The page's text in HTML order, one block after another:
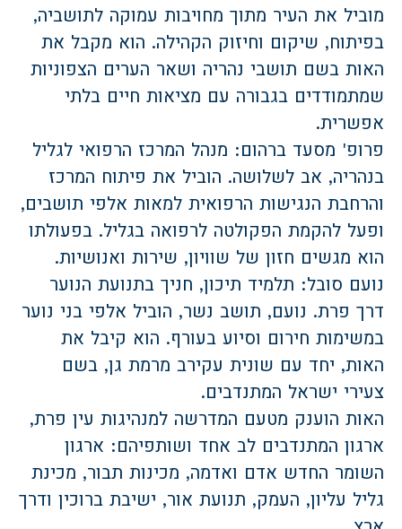
מוביל את העיר מתוך מחויבות עמוקה לתושביה,
בפיתוח, שיקום וחיזוק הקהילה. הוא מקבל את
האות בשם תושבי נהריה ושאר הערים הצפוניות
שמתמודדים בגבורה עם מציאות חיים בלתי
אפשרית.
פרופ' מסעד ברהום: מנהל המרכז הרפואי לגליל
בנהריה, אב לשלושה. הוביל את פיתוח המרכז
והרחבת הנגישות הרפואית למאות אלפי תושבים,
ופעל להקמת הפקולטה לרפואה בגליל. בפעולתו
הוא מגשים חזון של שוויון, שירות ואנושיות.
נועם סובל: תלמיד תיכון, חניך בתנועת הנוער
דרך פרת. נועם, תושב נשר, הוביל אלפי בני נוער
במשימות חירום וסיוע בעורף. הוא קיבל את
האות, יחד עם שונית עקירב מרמת גן, בשם
צעירי ישראל המתנדבים.
האות הוענק מטעם המדרשה למנהיגות עין פרת,
ארגון המתנדבים לב אחד ושותפיהם: ארגון
השומר החדש אדם ואדמה, מכינות תבור, מכינת
גליל עליון, העמק, תנועת אור, ישיבת ברוכין ודרך